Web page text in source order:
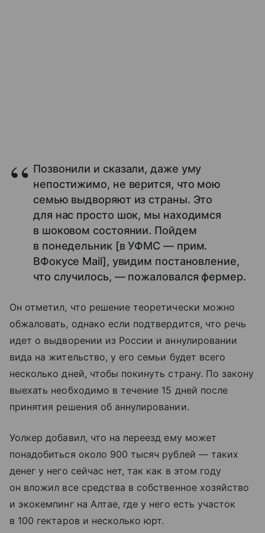
Позвонили и сказали, даже уму
непостижимо, не верится, что мою
семью выдворяют из страны. Это
для нас просто шок, мы находимся
в шоковом состоянии. Пойдем
в понедельник [в УФМС — прим.
ВФокусе Mail], увидим постановление,
что случилось, — пожаловался фермер.
Он отметил, что решение теоретически можно
обжаловать, однако если подтвердится, что речь
идет о выдворении из России и аннулировании
вида на жительство, у его семьи будет всего
несколько дней, чтобы покинуть страну. По закону
выехать необходимо в течение 15 дней после
принятия решения об аннулировании.
Уолкер добавил, что на переезд ему может
понадобиться около 900 тысяч рублей — таких
денег у него сейчас нет, так как в этом году
он вложил все средства в собственное хозяйство
и экокемпинг на Алтае, где у него есть участок
в 100 гектаров и несколько юрт.